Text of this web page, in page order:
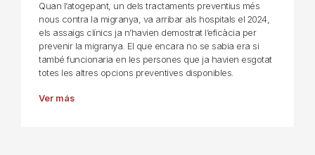
Quan l’atogepant, un dels tractaments preventius més
nous contra la migranya, va arribar als hospitals el 2024,
els assaigs clínics ja n’havien demostrat l’eficàcia per
prevenir la migranya. El que encara no se sabia era si
també funcionaria en les persones que ja havien esgotat
totes les altres opcions preventives disponibles.
Ver más